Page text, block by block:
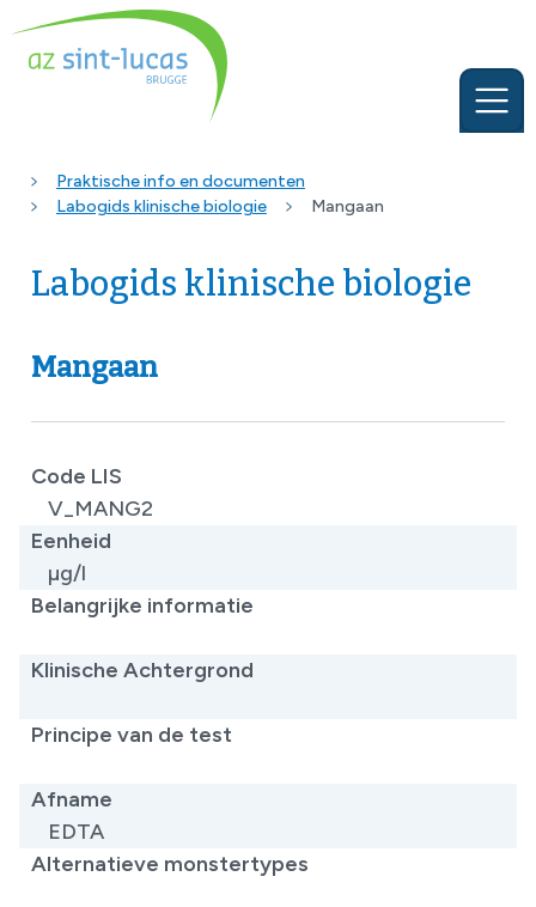
Praktische info en documenten
Labogids klinische biologie
Mangaan
Labogids klinische biologie
Mangaan
Code LIS
V_MANG2
Eenheid
µg/l
Belangrijke informatie
Klinische Achtergrond
Principe van de test
Afname
EDTA
Alternatieve monstertypes